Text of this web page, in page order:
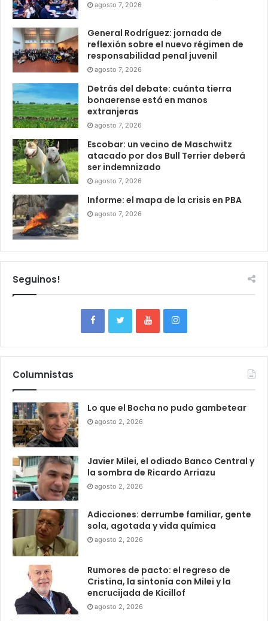
agosto 7, 2026
General Rodríguez: jornada de
reflexión sobre el nuevo régimen de
responsabilidad penal juvenil
agosto 7, 2026
Detrás del debate: cuánta tierra
bonaerense está en manos
extranjeras
agosto 7, 2026
Escobar: un vecino de Maschwitz
atacado por dos Bull Terrier deberá
ser indemnizado
agosto 7, 2026
Informe: el mapa de la crisis en PBA
agosto 7, 2026
Seguinos!
Columnistas
Lo que el Bocha no pudo gambetear
agosto 2, 2026
Javier Milei, el odiado Banco Central y
la sombra de Ricardo Arriazu
agosto 2, 2026
Adicciones: derrumbe familiar, gente
sola, agotada y vida química
agosto 2, 2026
Rumores de pacto: el regreso de
Cristina, la sintonía con Milei y la
encrucijada de Kicillof
agosto 2, 2026